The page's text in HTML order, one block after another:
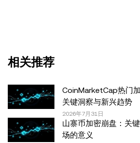
(包括稳定币) 涉及高风险，可能会大
价值。您应根据自己的财务状况仔细
产是否适合您。有关您具体情况的问
税务/投资专业人士。本文中出现的信
数据和图表时已采取了所有合理的谨
达的任何事实错误或遗漏，我们不承
OKX。本文可以全文复制或分发，也
或更少的摘录，前提是此类使用是非
任何复制或分发亦必须突出说明：“本
相关推荐
CoinMarketCap热门
关键洞察与新兴趋势
2026年7月31日
山寨币加密崩盘：关
场的意义